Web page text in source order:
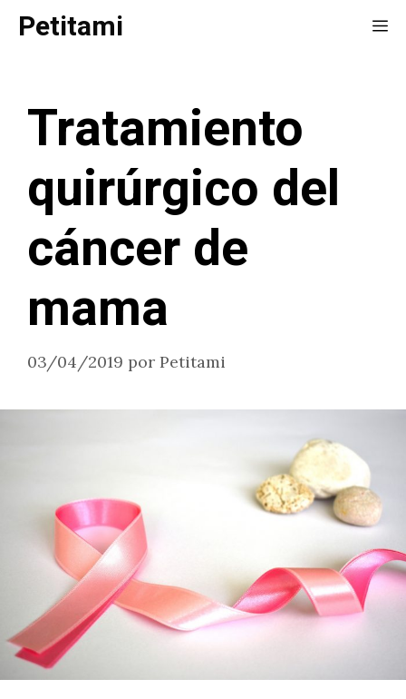
SaltarPetitami
Tratamiento
quirúrgico del
cáncer de
mama
03/04/2019 por Petitami